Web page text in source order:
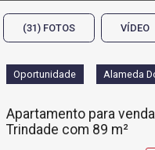
(31) FOTOS VÍDEO
Oportunidade Alameda
Apartamento para
Trindade com 89 m²